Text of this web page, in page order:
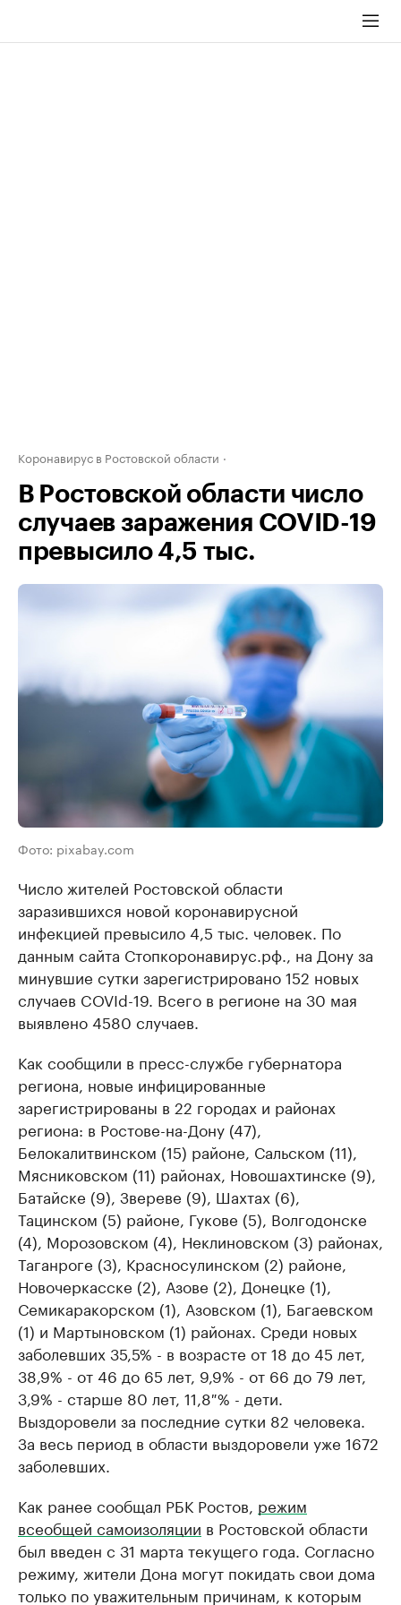
Коронавирус в Ростовской области
В Ростовской области число
случаев заражения COVID-19
превысило 4,5 тыс.
Фото: pixabay.com
Число жителей Ростовской области
заразившихся новой коронавирусной
инфекцией превысило 4,5 тыс. человек. По
данным сайта Стопкоронавирус.рф., на Дону за
минувшие сутки зарегистрировано 152 новых
случаев COVId-19. Всего в регионе на 30 мая
выявлено 4580 случаев.
Как сообщили в пресс-службе губернатора
региона, новые инфицированные
зарегистрированы в 22 городах и районах
региона: в Ростове-на-Дону (47),
Белокалитвинском (15) районе, Сальском (11),
Мясниковском (11) районах, Новошахтинске (9),
Батайске (9), Звереве (9), Шахтах (6),
Тацинском (5) районе, Гукове (5), Волгодонске
(4), Морозовском (4), Неклиновском (3) районах,
Таганроге (3), Красносулинском (2) районе,
Новочеркасске (2), Азове (2), Донецке (1),
Семикаракорском (1), Азовском (1), Багаевском
(1) и Мартыновском (1) районах. Среди новых
заболевших 35,5% - в возрасте от 18 до 45 лет,
38,9% - от 46 до 65 лет, 9,9% - от 66 до 79 лет,
3,9% - старше 80 лет, 11,8 % - дети.
Выздоровели за последние сутки 82 человека.
За весь период в области выздоровели уже 1672
заболевших.
Как ранее сообщал РБК Ростов, режим
всеобщей самоизоляции в Ростовской области
был введен с 31 марта текущего года. Согласно
режиму, жители Дона могут покидать свои дома
только по уважительным причинам, к которым